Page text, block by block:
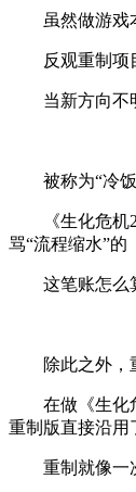
虽然做游戏本
反观重制项目
当新方向不明
被称为“冷饭
《生化危机2
骂“流程缩水”的
这笔账怎么算
除此之外，重
在做《生化危
重制版直接沿用
重制就像一次